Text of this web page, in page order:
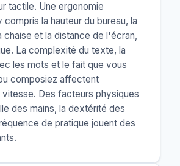
tactile. Une ergonomie
compris la hauteur du bureau, la
chaise et la distance de l'écran,
La complexité du texte, la
les mots et le fait que vous
composiez affectent
vitesse. Des facteurs physiques
des mains, la dextérité des
de pratique jouent des